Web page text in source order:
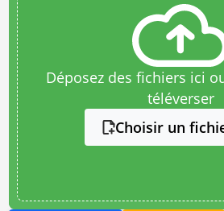
Déposez des fichiers ici
téléverser
Choisir un